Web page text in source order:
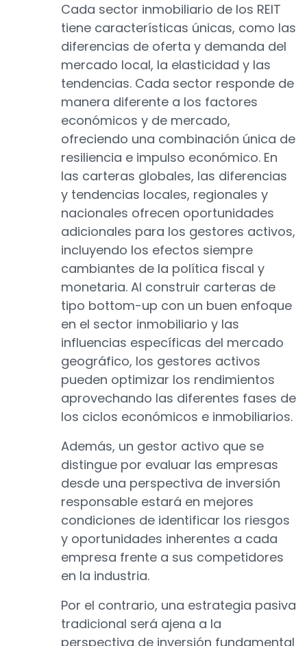
Cada sector inmobiliario de los REIT
tiene características únicas, como las
diferencias de oferta y demanda del
mercado local, la elasticidad y las
tendencias. Cada sector responde de
manera diferente a los factores
económicos y de mercado,
ofreciendo una combinación única de
resiliencia e impulso económico. En
las carteras globales, las diferencias
y tendencias locales, regionales y
nacionales ofrecen oportunidades
adicionales para los gestores activos,
incluyendo los efectos siempre
cambiantes de la política fiscal y
monetaria. Al construir carteras de
tipo bottom-up con un buen enfoque
en el sector inmobiliario y las
influencias específicas del mercado
geográfico, los gestores activos
pueden optimizar los rendimientos
aprovechando las diferentes fases de
los ciclos económicos e inmobiliarios.
Además, un gestor activo que se
distingue por evaluar las empresas
desde una perspectiva de inversión
responsable estará en mejores
condiciones de identificar los riesgos
y oportunidades inherentes a cada
empresa frente a sus competidores
en la industria.
Por el contrario, una estrategia pasiva
tradicional será ajena a la
perspectiva de inversión fundamental